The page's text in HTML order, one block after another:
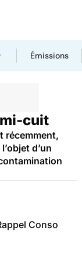
Émissions
cuit
récemment,
d’un
Conso